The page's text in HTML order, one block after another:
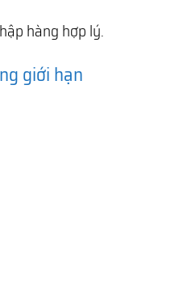
hàng hợp lý.
giới hạn